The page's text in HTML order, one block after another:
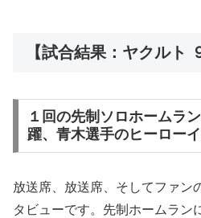
【試合結果：ヤクルト
１回の先制ソロホームラ
躍、青木選手のヒーロー
放送席、放送席、そしてファン
タビューです。先制ホームラン